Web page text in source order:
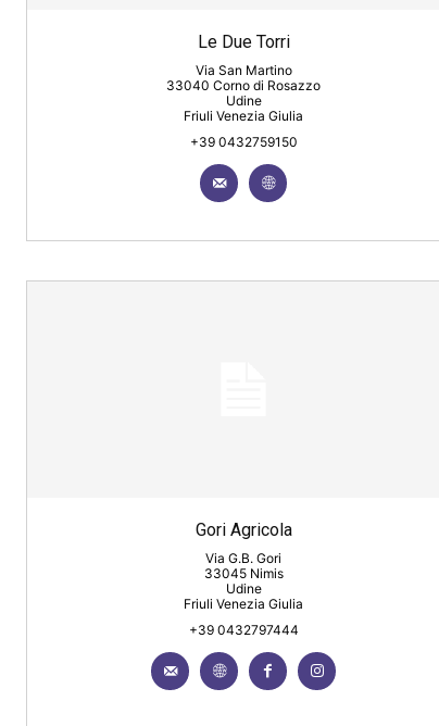
Le Due Torri
Via San Martino
33040 Corno di Rosazzo
Udine
Friuli Venezia Giulia
+39 0432759150
Gori Agricola
Via G.B. Gori
33045 Nimis
Udine
Friuli Venezia Giulia
+39 0432797444